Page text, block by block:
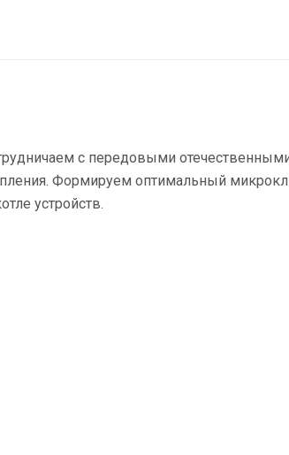
с передовыми
Формируем оптимальный
устройств.